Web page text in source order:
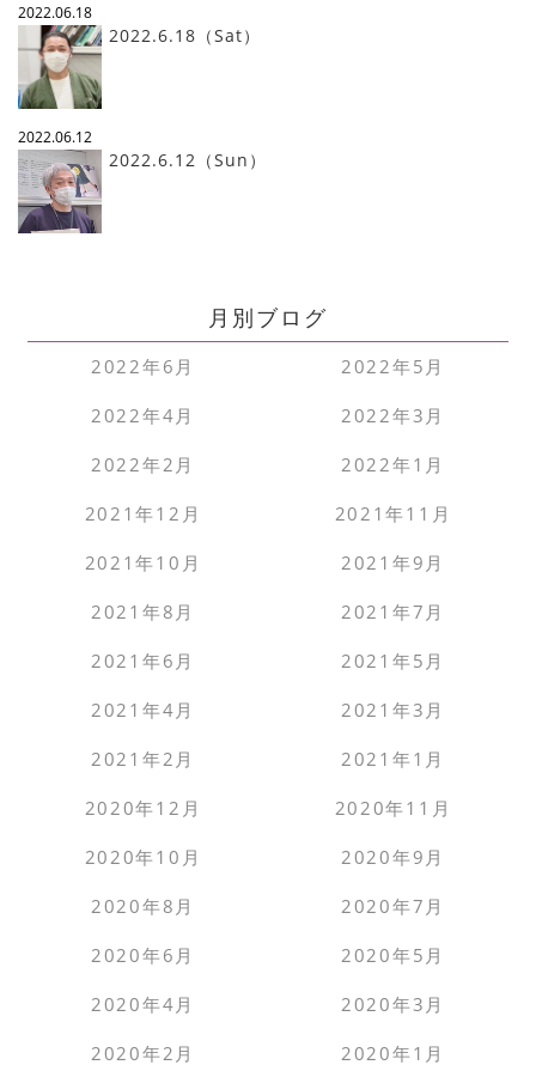
2022.06.18
2022.6.18（Sat）
2022.06.12
2022.6.12（Sun）
月別ブログ
2022年6月 2022年5月
2022年4月 2022年3月
2022年2月 2022年1月
2021年12月 2021年11月
2021年10月 2021年9月
2021年8月 2021年7月
2021年6月 2021年5月
2021年4月 2021年3月
2021年2月 2021年1月
2020年12月 2020年11月
2020年10月 2020年9月
2020年8月 2020年7月
2020年6月 2020年5月
2020年4月 2020年3月
2020年2月 2020年1月